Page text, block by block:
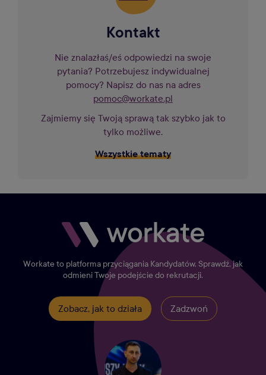
Kontakt
Nie znalazłaś/eś odpowiedzi na swoje
pytania? Potrzebujesz indywidualnej
pomocy? Napisz do nas na adres
pomoc@workate.pl
Zajmiemy się Twoją sprawą tak szybko jak to
tylko możliwe.
Wszystkie tematy
Workate to platforma przyciągania Kandydatów. Sprawdź, jak
odmieni Twoje podejście do rekrutacji.
Zobacz, jak to działa Zadzwoń